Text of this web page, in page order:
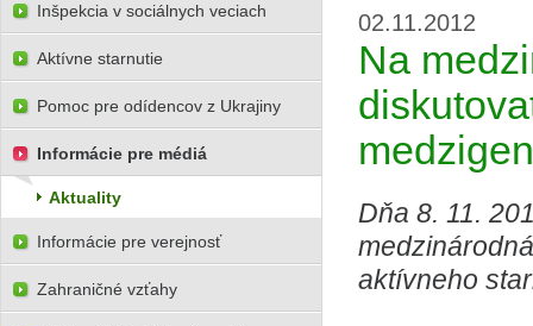
02.11.2012
Na
Dňa 8. 11.
aktívneho
Inšpekcia v sociálnych veciach
Aktívne starnutie
Pomoc pre odídencov z Ukrajiny
Informácie pre médiá
Aktuality
Informácie pre verejnosť
Zahraničné vzťahy